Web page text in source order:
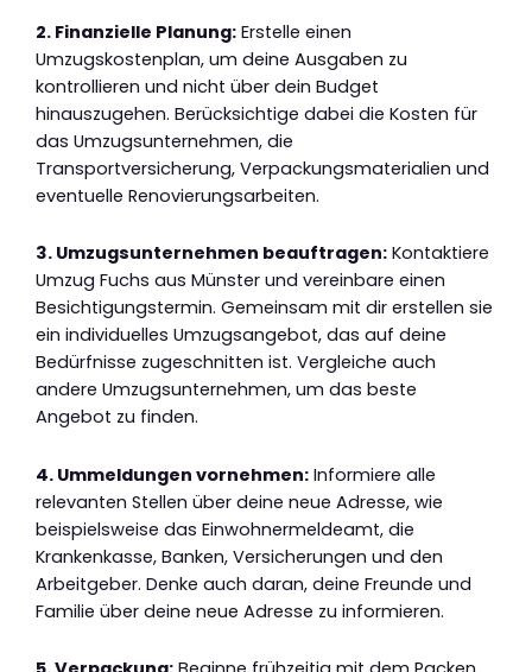
2. Finanzielle Planung: Erstelle einen
Umzugskostenplan, um deine Ausgaben zu
kontrollieren und nicht über dein Budget
hinauszugehen. Berücksichtige dabei die Kosten für
das Umzugsunternehmen, die
Transportversicherung, Verpackungsmaterialien und
eventuelle Renovierungsarbeiten.
3. Umzugsunternehmen beauftragen: Kontaktiere
Umzug Fuchs aus Münster und vereinbare einen
Besichtigungstermin. Gemeinsam mit dir erstellen sie
ein individuelles Umzugsangebot, das auf deine
Bedürfnisse zugeschnitten ist. Vergleiche auch
andere Umzugsunternehmen, um das beste
Angebot zu finden.
4. Ummeldungen vornehmen: Informiere alle
relevanten Stellen über deine neue Adresse, wie
beispielsweise das Einwohnermeldeamt, die
Krankenkasse, Banken, Versicherungen und den
Arbeitgeber. Denke auch daran, deine Freunde und
Familie über deine neue Adresse zu informieren.